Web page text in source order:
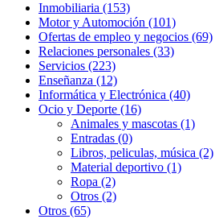
Inmobiliaria (153)
Motor y Automoción (101)
Ofertas de empleo y negocios (69)
Relaciones personales (33)
Servicios (223)
Enseñanza (12)
Informática y Electrónica (40)
Ocio y Deporte (16)
Animales y mascotas (1)
Entradas (0)
Libros, peliculas, música (2)
Material deportivo (1)
Ropa (2)
Otros (2)
Otros (65)